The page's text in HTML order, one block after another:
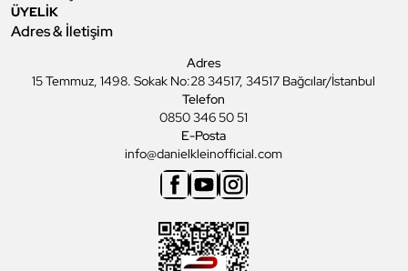
ÜYELİK
Adres & İletişim
Adres
15 Temmuz, 1498. Sokak No:28 34517, 34517 Bağcılar/İstanbul
Telefon
0850 346 50 51
E-Posta
info@danielkleinofficial.com
Facebook
YoutubeInstagram